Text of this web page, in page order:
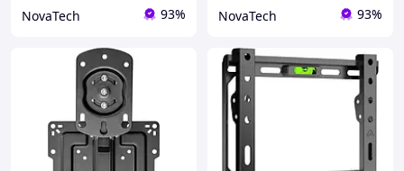
NovaTech 93% NovaTech 93%